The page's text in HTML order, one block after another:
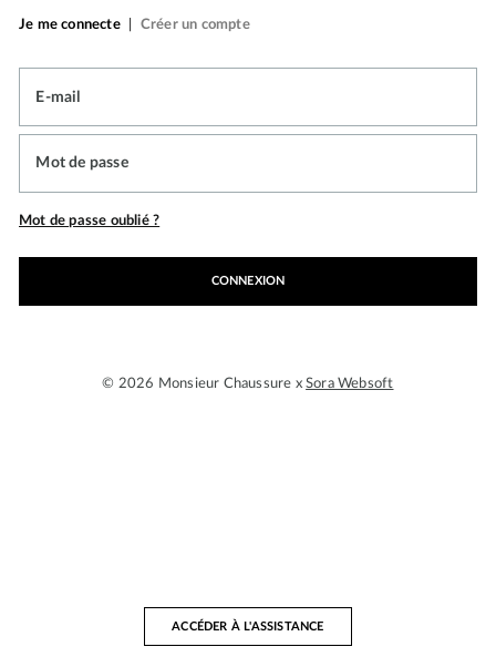
Je me connecte Créer un compte
E-mail
Mot de passe
Mot de passe oublié ?
CONNEXION
© 2026 Monsieur Chaussure xSora Websoft
ACCÉDER À L'ASSISTANCE